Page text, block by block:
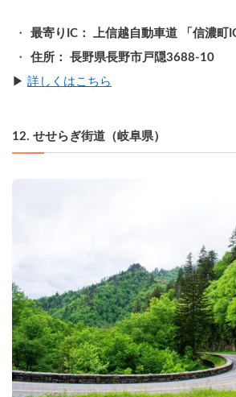
最寄りIC： 上信越自動車道 「信濃町
住所： 長野県長野市戸隠3688-10
▶︎ 詳しくはこちら
12. せせらぎ街道（岐阜県）